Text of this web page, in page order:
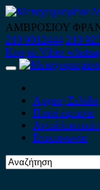
Skip
to
content
ΑΜΒΡΟΣΙΟΥ
210 9012444 210
Κινητό-Viber-
Primary
Αρχική Σελίδα
Ποιοί είμαστε
Ανταλλακτικά
Επικοινωνία